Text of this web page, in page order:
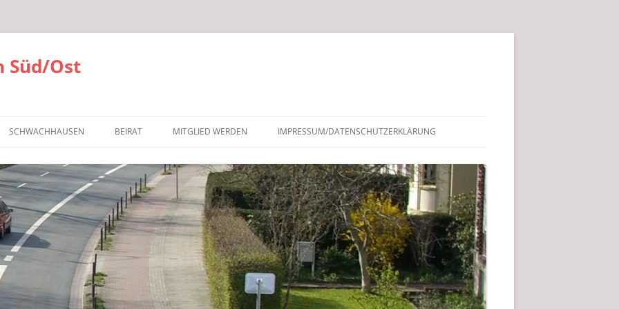
Süd/Ost
SCHWACHHAUSEN BEIRAT MITGLIED WERDEN IMPRESSUM/DATENSCHUTZERKLÄRUNG